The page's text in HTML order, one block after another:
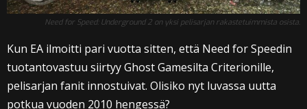
Need for Speed: Underground 2 on yksi pelisarjan rakastetuimmista osista.
Kun EA ilmoitti pari vuotta sitten, että Need for Speedin
tuotantovastuu siirtyy Ghost Gamesilta Criterionille,
pelisarjan fanit innostuivat. Olisiko nyt luvassa uutta
potkua vuoden 2010 hengessä?